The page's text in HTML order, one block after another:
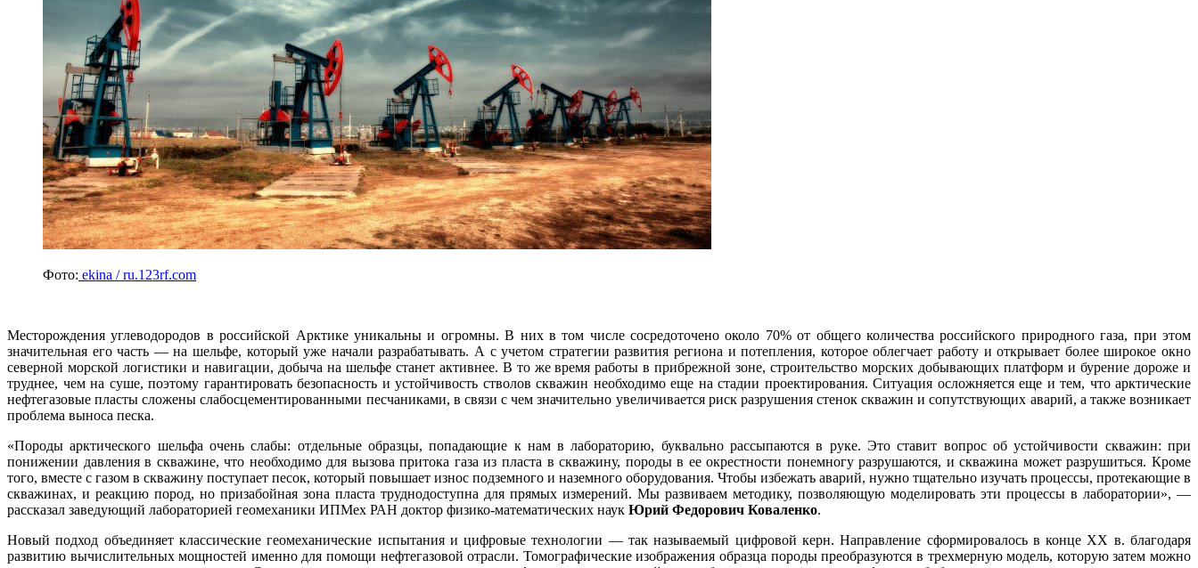
Фото: ekina / ru.123rf.com
Месторождения углеводородов в российской Арктике уникальны и огромны. В них в том числе сосредоточено около 70% от общего количества российского природного газа, при этом
значительная его часть ― на шельфе, который уже начали разрабатывать. А с учетом стратегии развития региона и потепления, которое облегчает работу и открывает более широкое окно
северной морской логистики и навигации, добыча на шельфе станет активнее. В то же время работы в прибрежной зоне, строительство морских добывающих платформ и бурение дороже и
труднее, чем на суше, поэтому гарантировать безопасность и устойчивость стволов скважин необходимо еще на стадии проектирования. Ситуация осложняется еще и тем, что арктические
нефтегазовые пласты сложены слабосцементированными песчаниками, в связи с чем значительно увеличивается риск разрушения стенок скважин и сопутствующих аварий, а также возникает
проблема выноса песка.
«Породы арктического шельфа очень слабы: отдельные образцы, попадающие к нам в лабораторию, буквально рассыпаются в руке. Это ставит вопрос об устойчивости скважин: при
понижении давления в скважине, что необходимо для вызова притока газа из пласта в скважину, породы в ее окрестности понемногу разрушаются, и скважина может разрушиться. Кроме
того, вместе с газом в скважину поступает песок, который повышает износ подземного и наземного оборудования. Чтобы избежать аварий, нужно тщательно изучать процессы, протекающие в
скважинах, и реакцию пород, но призабойная зона пласта труднодоступна для прямых измерений. Мы развиваем методику, позволяющую моделировать эти процессы в лаборатории», ―
рассказал заведующий лабораторией геомеханики ИПМех РАН доктор физико-математических наук Юрий Федорович Коваленко.
Новый подход объединяет классические геомеханические испытания и цифровые технологии ― так называемый цифровой керн. Направление сформировалось в конце XX в. благодаря
развитию вычислительных мощностей именно для помощи нефтегазовой отрасли. Томографические изображения образца породы преобразуются в трехмерную модель, которую затем можно